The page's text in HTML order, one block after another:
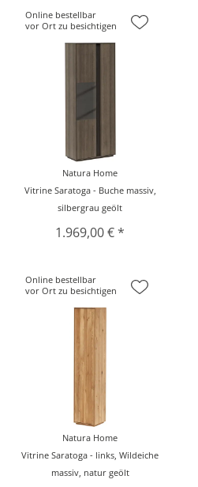
Online bestellbar
vor Ort zu besichtigen
Natura Home
Vitrine Saratoga - Buche massiv,
silbergrau geölt
1.969,00 € *
Online bestellbar
vor Ort zu besichtigen
Natura Home
Vitrine Saratoga - links, Wildeiche
massiv, natur geölt